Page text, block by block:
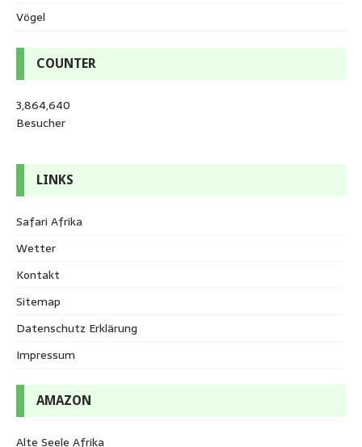
Vögel
COUNTER
3,864,640
Besucher
LINKS
Safari Afrika
Wetter
Kontakt
Sitemap
Datenschutz Erklärung
Impressum
AMAZON
Alte Seele Afrika